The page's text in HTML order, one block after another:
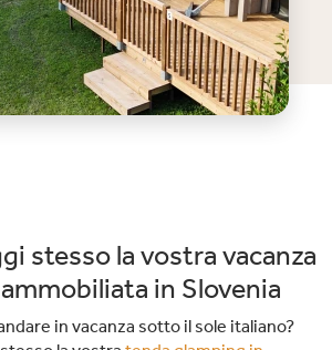
stesso la vostra vacanza
in Slovenia
in vacanza sotto il sole italiano?